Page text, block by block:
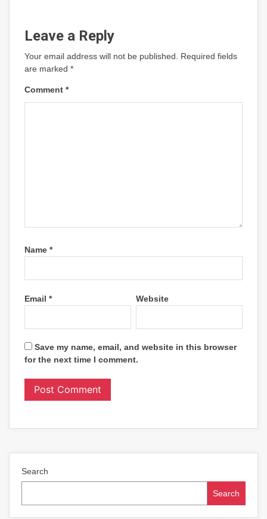
Leave a Reply
Your email address will not be published.
Required fields
are marked *
Comment *
Name *
Email * Website
Save my name, email, and website in this browser
for the next time I comment.
Search
Search